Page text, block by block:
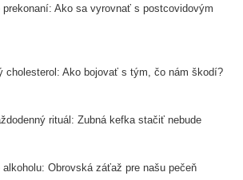
Ako sa vyrovnať s postcovidovým
cholesterol: Ako bojovať s tým, čo nám škodí?
rituál: Zubná kefka stačiť nebude
Obrovská záťaž pre našu pečeň